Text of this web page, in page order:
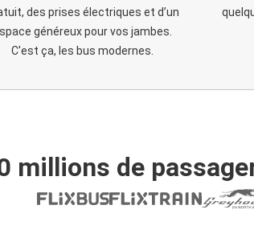
des prises électriques et d’un
généreux pour vos jambes.
C'est ça, les bus modernes.
millions de